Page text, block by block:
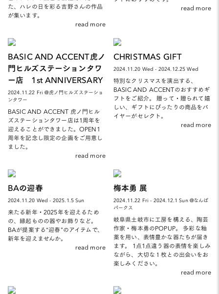
た、ハレの日を彩る吉野さんの作品
が集います。
read more
read more
BASIC AND ACCENT虎ノ
門ヒルズステーションタワ
ー店 1st ANNIVERSARY
2024.11.22 Fri @虎ノ門ヒルズステーショ
ンタワー
BASIC AND ACCENT 虎ノ門ヒル
ズステーションタワー店は1周年を
迎えることができました。OPEN1
周年を記念し限定の企画をご用意し
ました。
read more
CHRISTMAS GIFT
2024.11.20 Wed - 2024.12.25 Wed
特別なクリスマスを演出する、
BASIC AND ACCENTのおすすめギ
フトをご紹介。 贈って・贈られて嬉
しい、ギフトにぴったりの商品をバ
イヤーがセレクト。
read more
BAの迎春
2024.11.20 Wed - 2025.1.5 Sun
来たる新年・2025年を迎えるため
の、縁起ものの器やお飾りなど。
BAが提案する“迎春”のアイテムで、
新年を迎えませんか。
read more
梅本勇 展
2024.11.22 Fri - 2024.12.1 Sun @なんば
パークス
岐阜県土岐市に工房を構える、陶芸
作家・梅本勇のPOPUP。 多彩な釉
薬を用い、表情豊かな器たちが届き
ます。 1点1点違う器の表情を楽しみ
ながら、大切な１枚との出会いをお
楽しみください。
read more